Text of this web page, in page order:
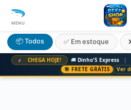
⚡ CHEGA HOJE! 🚚 Dinho'S Express |
🎯 FRETE GRÁTIS
Ver
MENU
📦 Todos ✅ Em estoque